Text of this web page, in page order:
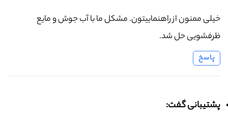
خیلی ممنون از راهنماییتون. مشکل ما با آب جوش و مایع
ظرفشویی حل شد.
پاسخ
پشتیبانی گفت: